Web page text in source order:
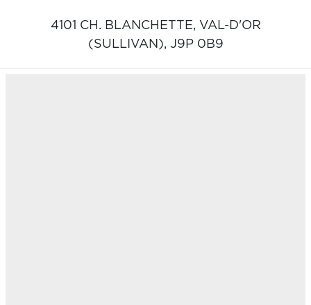
4101 CH. BLANCHETTE, VAL-D'OR
(SULLIVAN), J9P 0B9